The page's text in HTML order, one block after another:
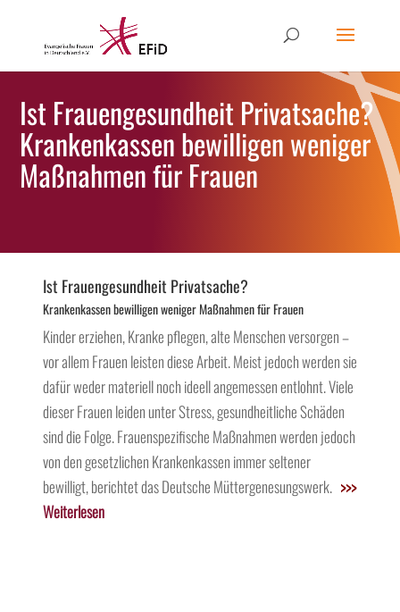
Ist Frauengesundheit Privatsache?
Krankenkassen bewilligen weniger
Maßnahmen für Frauen
Ist Frauengesundheit Privatsache?
Krankenkassen bewilligen weniger Maßnahmen für Frauen
Kinder erziehen, Kranke pflegen, alte Menschen versorgen –
vor allem Frauen leisten diese Arbeit. Meist jedoch werden sie
dafür weder materiell noch ideell angemessen entlohnt. Viele
dieser Frauen leiden unter Stress, gesundheitliche Schäden
sind die Folge. Frauenspezifische Maßnahmen werden jedoch
von den gesetzlichen Krankenkassen immer seltener
bewilligt, berichtet das Deutsche Müttergenesungswerk. >>>
Weiterlesen